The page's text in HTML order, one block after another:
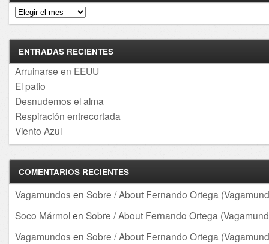
Archivos
ENTRADAS RECIENTES
Arruinarse en EEUU
El patio
Desnudemos el alma
Respiración entrecortada
Viento Azul
COMENTARIOS RECIENTES
Vagamundos en Sobre / About Fernando Ortega
Soco Mármolen Sobre / About Fernando Ortega
Vagamundos en Sobre / About Fernando Ortega